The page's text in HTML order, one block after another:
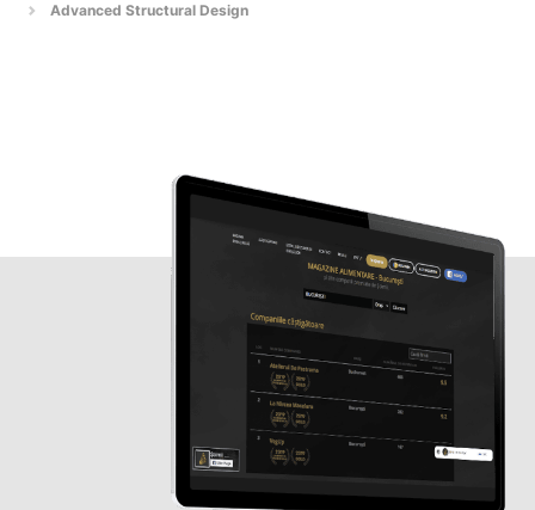
Advanced Structural Design